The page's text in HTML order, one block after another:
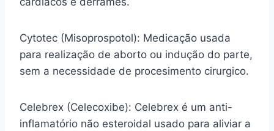
Cytotec (Misoprospotol): Medicação usada
para realização de aborto ou indução do parte,
sem a necessidade de procesimento cirurgico.
Celebrex (Celecoxibe): Celebrex é um anti-
inflamatório não esteroidal usado para aliviar a